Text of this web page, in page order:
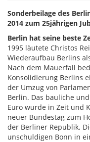
Sonderbeilage des
2014 zum 25jährigen
Berlin hat seine beste
1995 läutete Christos
Wiederaufbau Berlins
Nach dem Mauerfall
Konsolidierung Berlins
der Umzug von
Berlin. Das bauliche
Euro wurde in Zeit und
neuer Bundestag zum
der Berliner Republik.
unschuldigen Bonn in